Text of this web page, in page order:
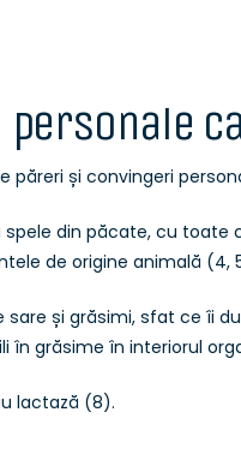
păreri și convingeri
din păcate, cu
de origine animală (4,
și grăsimi, sfat ce îi
în grăsime în interiorul
lactază (8).